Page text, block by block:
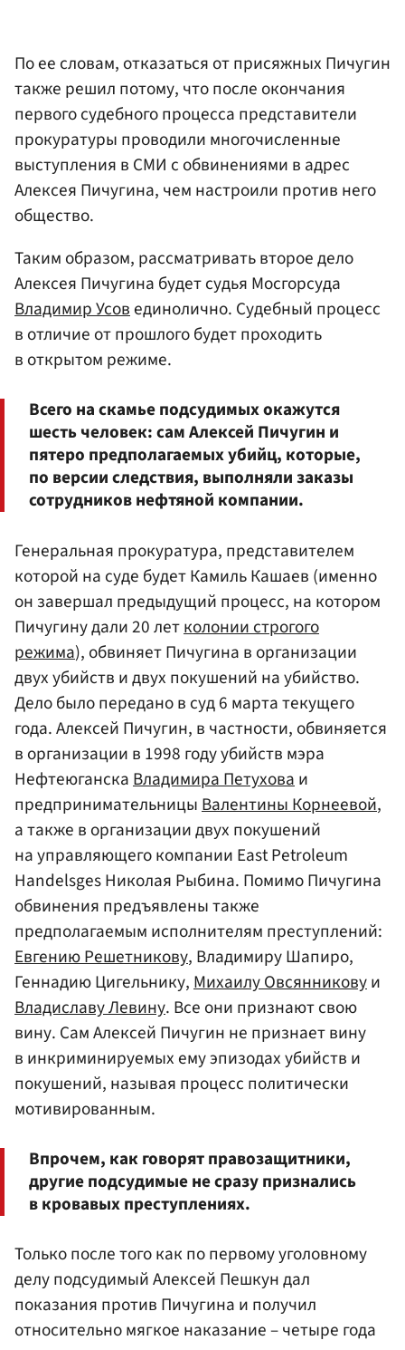
По ее словам, отказаться от присяжных Пичугин
также решил потому, что после окончания
первого судебного процесса представители
прокуратуры проводили многочисленные
выступления в СМИ с обвинениями в адрес
Алексея Пичугина, чем настроили против него
общество.
Таким образом, рассматривать второе дело
Алексея Пичугина будет судья Мосгорсуда
Владимир Усовединолично. Судебный процесс
в отличие от прошлого будет проходить
в открытом режиме.
Всего на скамье подсудимых окажутся
шесть человек: сам Алексей Пичугин и
пятеро предполагаемых убийц, которые,
по версии следствия, выполняли заказы
сотрудников нефтяной компании.
Генеральная прокуратура, представителем
которой на суде будет Камиль Кашаев (именно
он завершал предыдущий процесс, на котором
Пичугину дали 20 летколонии строгого
режима), обвиняет Пичугина в организации
двух убийств и двух покушений на убийство.
Дело было передано в суд 6 марта текущего
года. Алексей Пичугин, в частности, обвиняется
в организации в 1998 году убийств мэра
НефтеюганскаВладимира Петуховаи
предпринимательницыВалентины Корнеевой,
а также в организации двух покушений
на управляющего компании East Petroleum
Handelsges Николая Рыбина. Помимо Пичугина
обвинения предъявлены также
предполагаемым исполнителям преступлений:
Евгению Решетникову, Владимиру Шапиро,
Геннадию Цигельнику,Михаилу Овсянниковуи
Владиславу Левину. Все они признают свою
вину. Сам Алексей Пичугин не признает вину
в инкриминируемых ему эпизодах убийств и
покушений, называя процесс политически
мотивированным.
Впрочем, как говорят правозащитники,
другие подсудимые не сразу признались
в кровавых преступлениях.
Только после того как по первому уголовному
делу подсудимый Алексей Пешкун дал
показания против Пичугина и получил
относительно мягкое наказание – четыре года